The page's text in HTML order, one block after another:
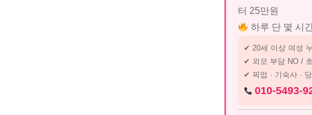
터 25만원
하루 단 몇 시
✔ 20세 이상 여성
✔ 외모 부담 NO /
✔ 픽업 · 기숙사 ·
010-5493-